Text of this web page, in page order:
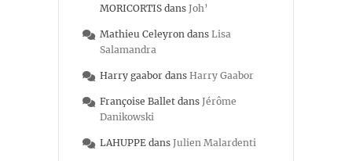
MORICORTIS dans Joh’
Mathieu Celeyron dans Lisa
Salamandra
Harry gaabor dans Harry Gaabor
Françoise Ballet dans Jérôme
Danikowski
LAHUPPE dans Julien Malardenti